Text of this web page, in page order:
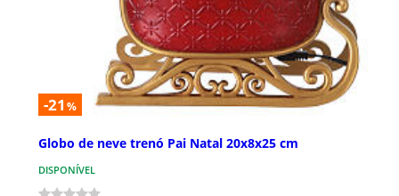
-21 %
Globo de neve trenó Pai Natal 20x8x25 cm
DISPONÍVEL